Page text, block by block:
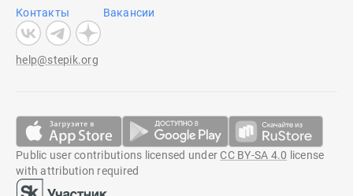
Контакты
Вакансии
help@stepik.org
Public user contributions licensed under CC BY-SA 4.0 license
with attribution required